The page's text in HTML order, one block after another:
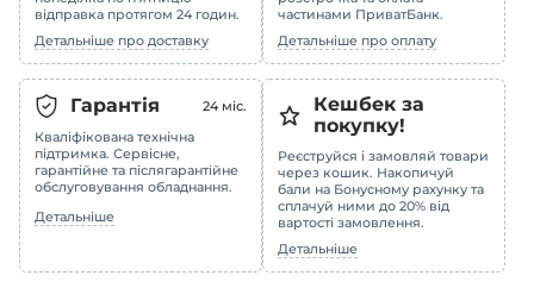
відправка протягом 24 годин.
Детальніше про доставку
частинами ПриватБанк.
Детальніше про оплату
Гарантія 24 міс.
Кваліфікована технічна
підтримка. Сервісне,
гарантійне та післягарантійне
обслуговування обладнання.
Детальніше
Кешбек за
покупку!
Реєструйся і замовляй товари
через кошик. Накопичуй
бали на Бонусному рахунку та
сплачуй ними до 20% від
вартості замовлення.
Детальніше